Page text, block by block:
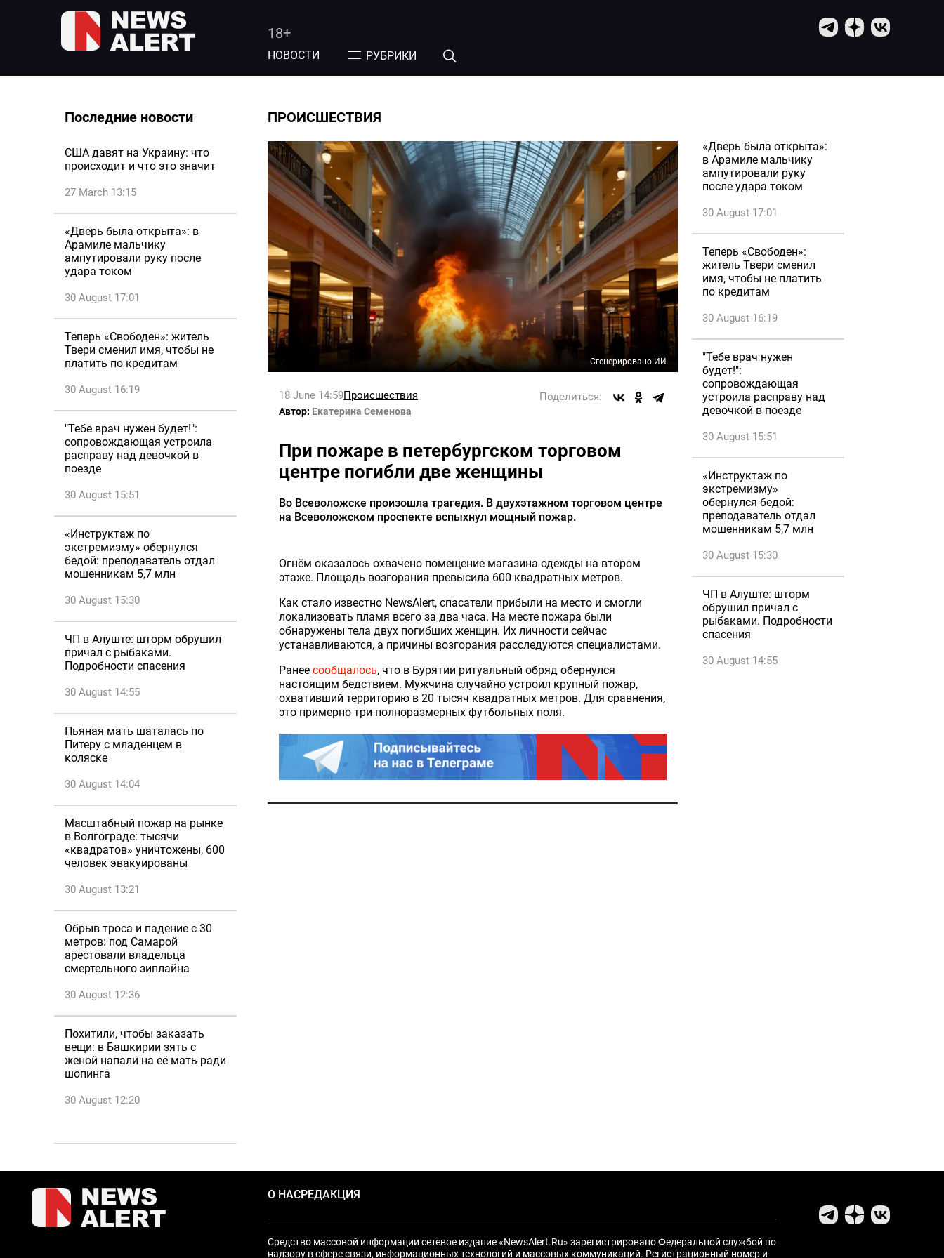
18+
НОВОСТИ РУБРИКИ
Последние новости
США давят на Украину: что
происходит и что это значит
27 March 13:15
«Дверь была открыта»: в
Арамиле мальчику
ампутировали руку после
удара током
30 August 17:01
Теперь «Свободен»: житель
Твери сменил имя, чтобы не
платить по кредитам
30 August 16:19
"Тебе врач нужен будет!":
сопровождающая устроила
расправу над девочкой в
поезде
30 August 15:51
«Инструктаж по
экстремизму» обернулся
бедой: преподаватель отдал
мошенникам 5,7 млн
30 August 15:30
ЧП в Алуште: шторм обрушил
причал с рыбаками.
Подробности спасения
30 August 14:55
Пьяная мать шаталась по
Питеру с младенцем в
коляске
30 August 14:04
Масштабный пожар на рынке
в Волгограде: тысячи
«квадратов» уничтожены, 600
человек эвакуированы
30 August 13:21
Обрыв троса и падение с 30
метров: под Самарой
арестовали владельца
смертельного зиплайна
30 August 12:36
Похитили, чтобы заказать
вещи: в Башкирии зять с
женой напали на её мать ради
шопинга
30 August 12:20
ПРОИСШЕСТВИЯ
Сгенерировано ИИ
18 June 14:59Происшествия Поделиться:
Автор: Екатерина Семенова
При пожаре в петербургском торговом
центре погибли две женщины
Во Всеволожске произошла трагедия. В двухэтажном торговом центре
на Всеволожском проспекте вспыхнул мощный пожар.
Огнём оказалось охвачено помещение магазина одежды на втором
этаже. Площадь возгорания превысила 600 квадратных метров.
Как стало известно NewsAlert, спасатели прибыли на место и смогли
локализовать пламя всего за два часа. На месте пожара были
обнаружены тела двух погибших женщин. Их личности сейчас
устанавливаются, а причины возгорания расследуются специалистами.
Ранее сообщалось, что в Бурятии ритуальный обряд обернулся
настоящим бедствием. Мужчина случайно устроил крупный пожар,
охвативший территорию в 20 тысяч квадратных метров. Для сравнения,
это примерно три полноразмерных футбольных поля.
«Дверь была открыта»:
в Арамиле мальчику
ампутировали руку
после удара током
30 August 17:01
Теперь «Свободен»:
житель Твери сменил
имя, чтобы не платить
по кредитам
30 August 16:19
"Тебе врач нужен
будет!":
сопровождающая
устроила расправу над
девочкой в поезде
30 August 15:51
«Инструктаж по
экстремизму»
обернулся бедой:
преподаватель отдал
мошенникам 5,7 млн
30 August 15:30
ЧП в Алуште: шторм
обрушил причал с
рыбаками. Подробности
спасения
30 August 14:55
О НАСРЕДАКЦИЯ
Средство массовой информации сетевое издание «NewsAlert.Ru» зарегистрировано Федеральной службой по
надзору в сфере связи, информационных технологий и массовых коммуникаций. Регистрационный номер и